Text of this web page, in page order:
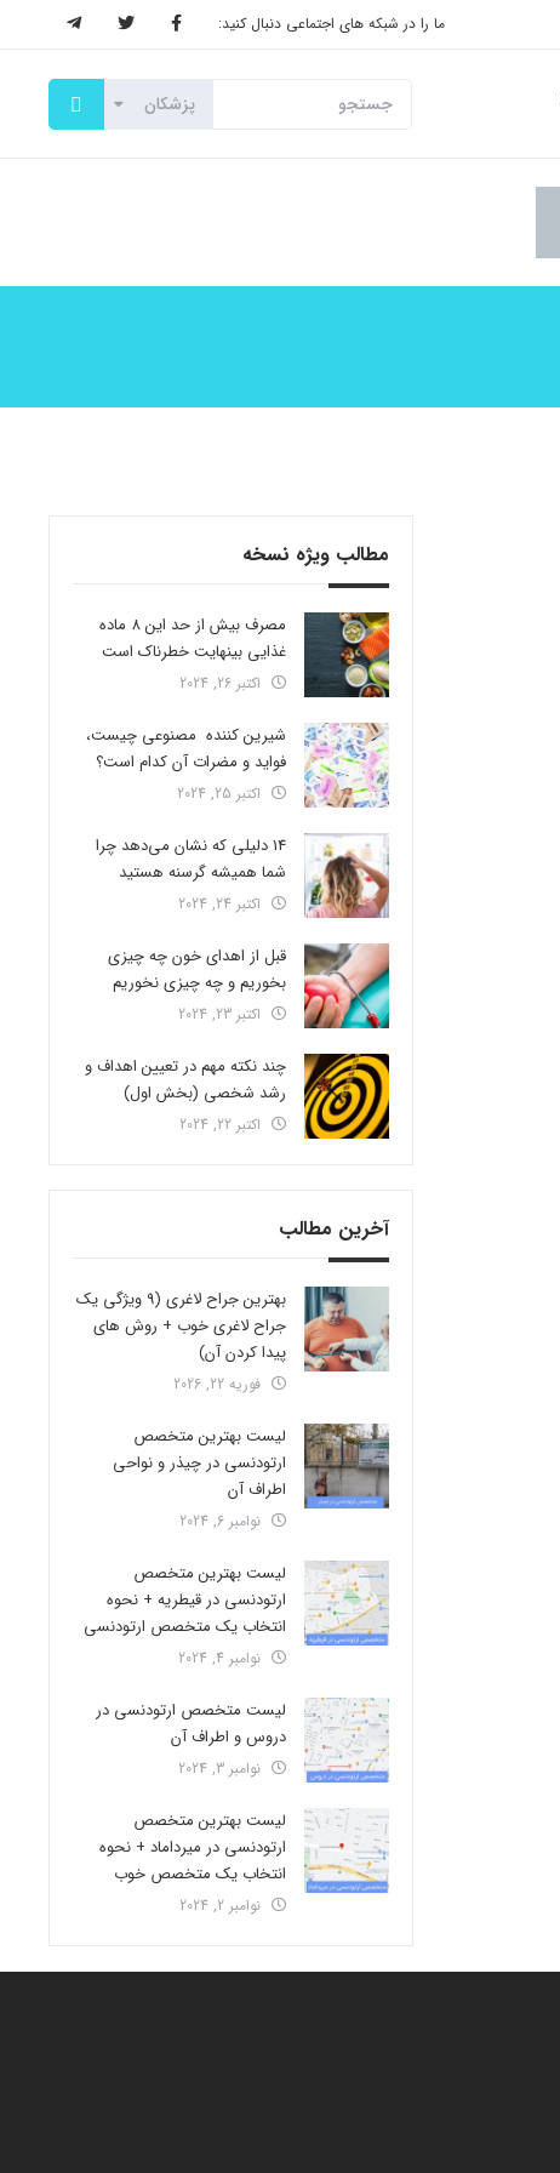
ما را در شبکه های اجتماعی دنبال کنید:
مطالب ویژه نسخه
مصرف بیش از حد این 8 ماده
غذایی بینهایت خطرناک است
اکتبر 26, 2024
شیرین کننده مصنوعی چیست،
فواید و مضرات آن کدام است؟
اکتبر 25, 2024
14 دلیلی که نشان می‌دهد چرا
شما همیشه گرسنه هستید
اکتبر 24, 2024
قبل از اهدای خون چه چیزی
بخوریم و چه چیزی نخوریم
اکتبر 23, 2024
چند نکته مهم در تعیین اهداف و
رشد شخصی (بخش اول)
اکتبر 22, 2024
آخرین مطالب
بهترین جراح لاغری (9 ویژگی یک
جراح لاغری خوب + روش های
پیدا کردن آن)
فوریه 22, 2026
لیست بهترین متخصص
ارتودنسی در چیذر و نواحی
اطراف آن
نوامبر 6, 2024
لیست بهترین متخصص
ارتودنسی در قیطریه + نحوه
انتخاب یک متخصص ارتودنسی
نوامبر 4, 2024
لیست متخصص ارتودنسی در
دروس و اطراف آن
نوامبر 3, 2024
لیست بهترین متخصص
ارتودنسی در میرداماد + نحوه
انتخاب یک متخصص خوب
نوامبر 2, 2024